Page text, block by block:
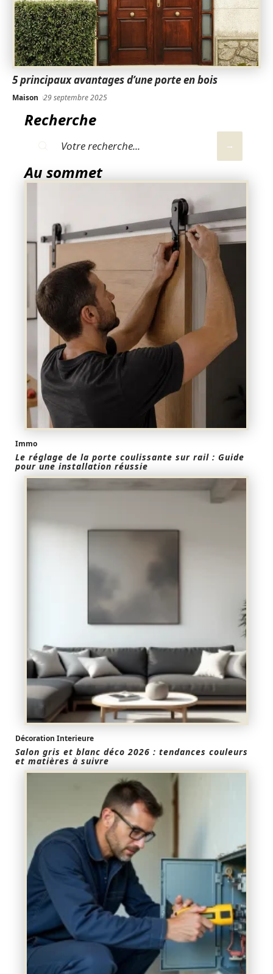
5 principaux avantages d’une porte en bois
Maison 29 septembre 2025
Recherche
Au sommet
Immo
Le réglage de la porte coulissante sur rail : Guide
pour une installation réussie
Décoration Interieure
Salon gris et blanc déco 2026 : tendances couleurs
et matières à suivre